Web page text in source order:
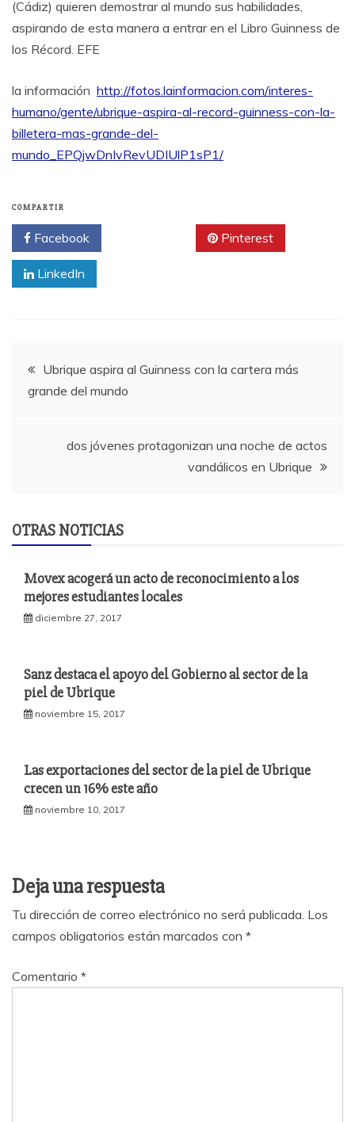
(Cádiz) quieren demostrar al mundo sus habilidades,
aspirando de esta manera a entrar en el Libro Guinness de
los Récord. EFE
la información http://fotos.lainformacion.com/interes-
humano/gente/ubrique-aspira-al-record-guinness-con-la-
billetera-mas-grande-del-
mundo_EPQjwDnIvRevUDIUlP1sP1/
COMPARTIR
Facebook Pinterest
LinkedIn
Navegación
de
entradas
Ubrique aspira al Guinness con la cartera más
grande del mundo
dos jóvenes protagonizan una noche de actos
vandálicos en Ubrique
OTRAS NOTICIAS
Movex acogerá un acto de reconocimiento a los
mejores estudiantes locales
diciembre 27, 2017
Sanz destaca el apoyo del Gobierno al sector de la
piel de Ubrique
noviembre 15, 2017
Las exportaciones del sector de la piel de Ubrique
crecen un 16% este año
noviembre 10, 2017
Deja una respuesta
Tu dirección de correo electrónico no será publicada. Los
campos obligatorios están marcados con *
Comentario *